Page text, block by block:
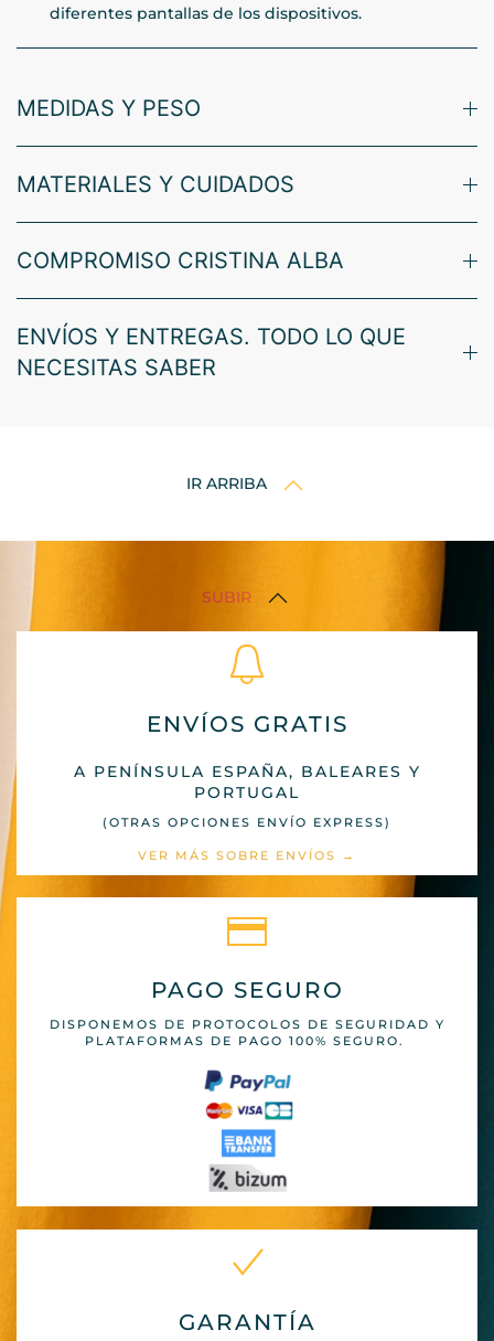
diferentes pantallas de los dispositivos.
MEDIDAS Y PESO
MATERIALES Y CUIDADOS
COMPROMISO CRISTINA ALBA
ENVÍOS Y ENTREGAS. TODO LO QUE
NECESITAS SABER
IR ARRIBA
SUBIR
ENVÍOS GRATIS
A PENÍNSULA ESPAÑA, BALEARES Y
PORTUGAL
(OTRAS OPCIONES ENVÍO EXPRESS)
VER MÁS SOBRE ENVÍOS →
PAGO SEGURO
DISPONEMOS DE PROTOCOLOS DE SEGURIDAD Y
PLATAFORMAS DE PAGO 100% SEGURO.
GARANTÍA